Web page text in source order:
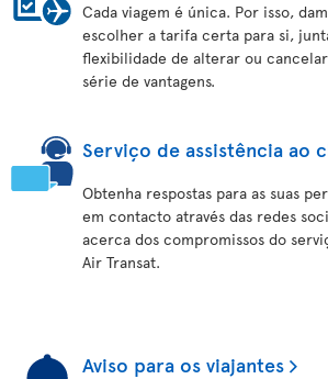
Cada viagem é única. Por isso,
escolher a tarifa certa para si,
flexibilidade de alterar ou
série de vantagens.
Serviço de assistência ao
Obtenha respostas para as suas
em contacto através das redes
acerca dos compromissos do
Air Transat.
Aviso para os viajantes